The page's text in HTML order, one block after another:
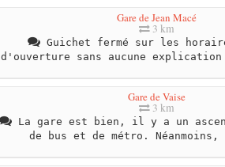
Gare de Jean Macé
3 km
Guichet fermé sur les
d'ouverture sans aucune
Gare de Vaise
3 km
La gare est bien, il y a un
de bus et de métro.